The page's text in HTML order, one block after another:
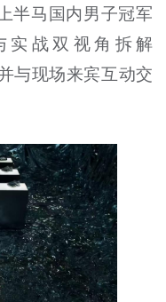
半马国内男子冠军
实战双视角拆解
与现场来宾互动交